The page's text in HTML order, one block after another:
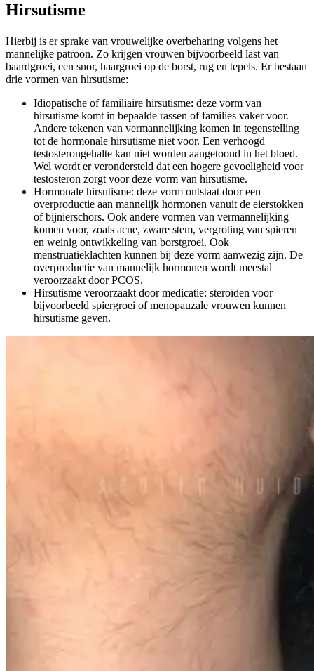
Hirsutisme
Hierbij is er sprake van vrouwelijke overbeharing volgens het
mannelijke patroon. Zo krijgen vrouwen bijvoorbeeld last van
baardgroei, een snor, haargroei op de borst, rug en tepels. Er bestaan
drie vormen van hirsutisme:
Idiopatische of familiaire hirsutisme: deze vorm van
hirsutisme komt in bepaalde rassen of families vaker voor.
Andere tekenen van vermannelijking komen in tegenstelling
tot de hormonale hirsutisme niet voor. Een verhoogd
testosterongehalte kan niet worden aangetoond in het bloed.
Wel wordt er verondersteld dat een hogere gevoeligheid voor
testosteron zorgt voor deze vorm van hirsutisme.
Hormonale hirsutisme: deze vorm ontstaat door een
overproductie aan mannelijk hormonen vanuit de eierstokken
of bijnierschors. Ook andere vormen van vermannelijking
komen voor, zoals acne, zware stem, vergroting van spieren
en weinig ontwikkeling van borstgroei. Ook
menstruatieklachten kunnen bij deze vorm aanwezig zijn. De
overproductie van mannelijk hormonen wordt meestal
veroorzaakt door PCOS.
Hirsutisme veroorzaakt door medicatie: steroïden voor
bijvoorbeeld spiergroei of menopauzale vrouwen kunnen
hirsutisme geven.